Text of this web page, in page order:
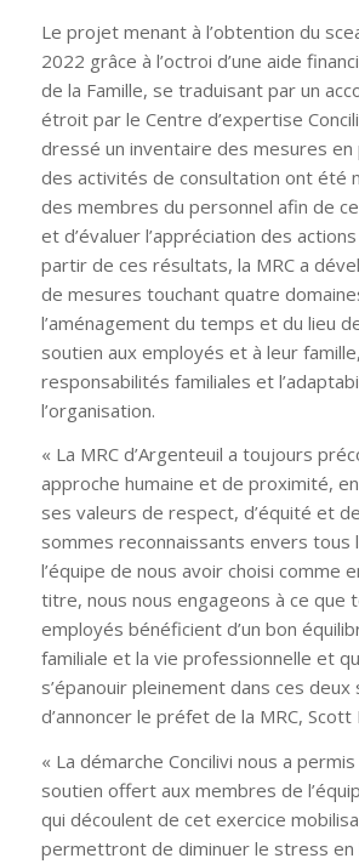
Le projet menant à l’obtention du
2022 grâce à l’octroi d’une aide
de la Famille, se traduisant par un
étroit par le Centre d’expertise
dressé un inventaire des mesures en
des activités de consultation ont été
des membres du personnel afin de
et d’évaluer l’appréciation des
partir de ces résultats, la MRC a
de mesures touchant quatre
l’aménagement du temps et du lieu
soutien aux employés et à leur
responsabilités familiales et
l’organisation.
« La MRC d’Argenteuil a toujours
approche humaine et de proximité,
ses valeurs de respect, d’équité et
sommes reconnaissants envers tous
l’équipe de nous avoir choisi comme
titre, nous nous engageons à ce que
employés bénéficient d’un bon
familiale et la vie professionnelle et
s’épanouir pleinement dans ces deux
d’annoncer le préfet de la MRC, Scott
« La démarche Concilivi nous a
soutien offert aux membres de
qui découlent de cet exercice
permettront de diminuer le stress en